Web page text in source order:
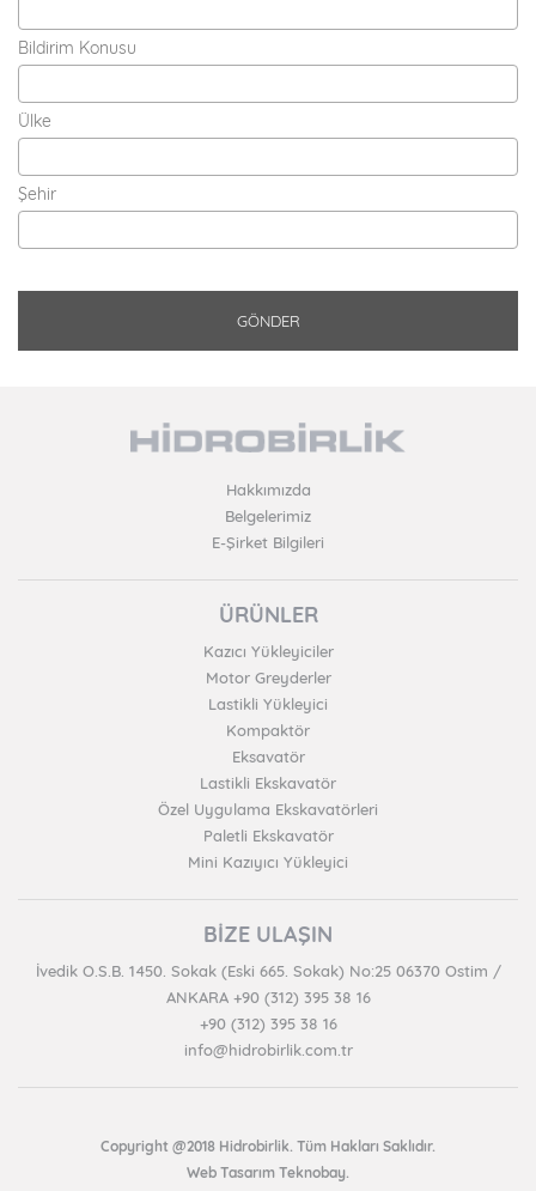
Bildirim Konusu
Ülke
Şehir
Hakkımızda
Belgelerimiz
E-Şirket Bilgileri
ÜRÜNLER
Kazıcı Yükleyiciler
Motor Greyderler
Lastikli Yükleyici
Kompaktör
Eksavatör
Lastikli Ekskavatör
Özel Uygulama Ekskavatörleri
Paletli Ekskavatör
Mini Kazıyıcı Yükleyici
BİZE ULAŞIN
İvedik O.S.B. 1450. Sokak (Eski 665. Sokak) No:25 06370 Ostim /
ANKARA +90 (312) 395 38 16
+90 (312) 395 38 16
info@hidrobirlik.com.tr
Copyright @2018 Hidrobirlik. Tüm Hakları Saklıdır.
Web Tasarım Teknobay.